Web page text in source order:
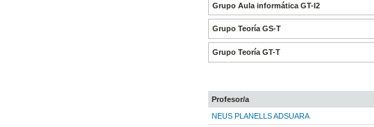
Grupo Aula informática GT-I2
Grupo Teoría GS-T
Grupo Teoría GT-T
Profesor/a
NEUS PLANELLS ADSUARA